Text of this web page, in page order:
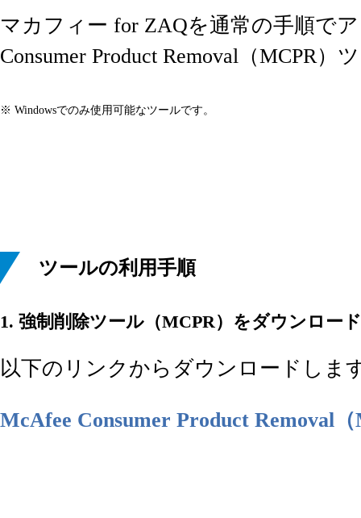
マカフィー for ZAQを通常の手順で
Consumer Product Removal（MCPR
※ Windowsでのみ使用可能なツールです。
ツールの利用手順
1. 強制削除ツール（MCPR）をダウンロー
以下のリンクからダウンロードしま
McAfee Consumer Product Removal